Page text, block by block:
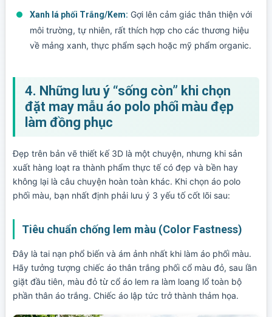
Xanh lá phối Trắng/Kem: Gợi lên cảm giác thân thiện với
môi trường, tự nhiên, rất thích hợp cho các thương hiệu
về mảng xanh, thực phẩm sạch hoặc mỹ phẩm organic.
4. Những lưu ý “sống còn” khi chọn
đặt may mẫu áo polo phối màu đẹp
làm đồng phục
Đẹp trên bản vẽ thiết kế 3D là một chuyện, nhưng khi sản
xuất hàng loạt ra thành phẩm thực tế có đẹp và bền hay
không lại là câu chuyện hoàn toàn khác. Khi chọn áo polo
phối màu, bạn nhất định phải lưu ý 3 yếu tố cốt lõi sau:
Tiêu chuẩn chống lem màu (Color Fastness)
Đây là tai nạn phổ biến và ám ảnh nhất khi làm áo phối màu.
Hãy tưởng tượng chiếc áo thân trắng phối cổ màu đỏ, sau lần
giặt đầu tiên, màu đỏ từ cổ áo lem ra làm loang lổ toàn bộ
phần thân áo trắng. Chiếc áo lập tức trở thành thảm họa.